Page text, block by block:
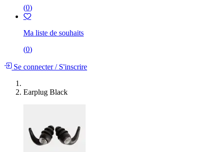
(0)
Ma liste de souhaits
(0)
Se connecter/S'inscrire
Earplug Black